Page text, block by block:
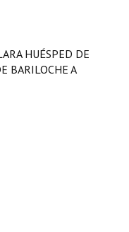
HUÉSPED DE
BARILOCHE A